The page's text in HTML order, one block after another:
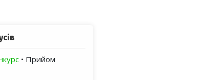
• Прийом